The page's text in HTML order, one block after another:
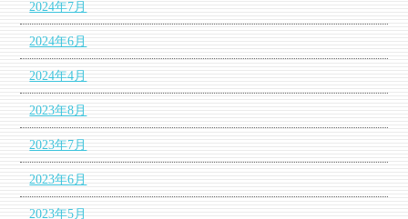
2024年7月
2024年6月
2024年4月
2023年8月
2023年7月
2023年6月
2023年5月